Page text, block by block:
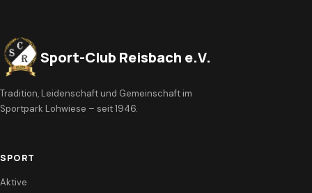
Sport-Club Reisbach e.V.
Tradition, Leidenschaft und Gemeinschaft im
Sportpark Lohwiese – seit 1946.
SPORT
Aktive